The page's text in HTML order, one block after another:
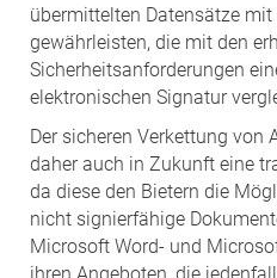
übermittelten Datensätze
gewährleisten, die mit den
Sicherheitsanforderungen
elektronischen Signatur
Der sicheren Verkettung von
daher auch in Zukunft eine
da diese den Bietern die
nicht signierfähige
Microsoft Word- und
ihren Angeboten, die